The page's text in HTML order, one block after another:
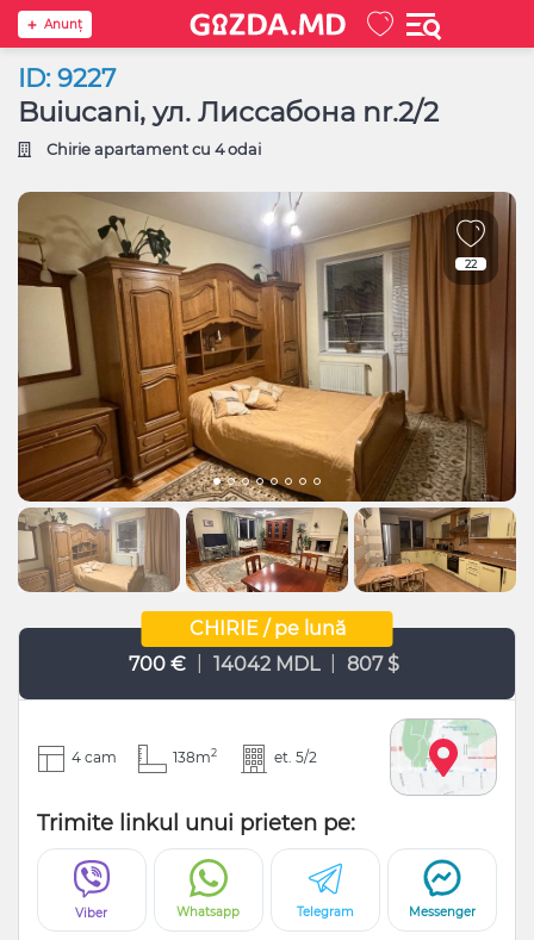
Anunţ
ID: 9227
Buiucani, ул. Лиссабона nr.2/2
Chirie apartament cu 4 odai
22
CHIRIE / pe lună
700 €
14042 MDL 807 $
4 cam 138m2 et. 5/2
Trimite linkul unui prieten pe:
Viber Whatsapp Telegram Messenger